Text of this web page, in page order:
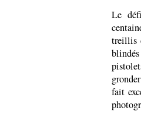
Le
treillis
fait